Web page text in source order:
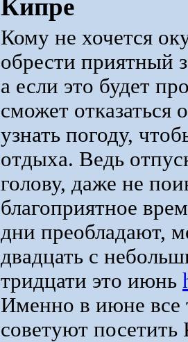
Кипре
Кому не хочется
обрести приятный
а если это будет
сможет отказаться
узнать погоду,
отдыха. Ведь
голову, даже не
благоприятное
дни преобладают,
двадцать с
тридцати это июнь
Именно в июне все
советуют